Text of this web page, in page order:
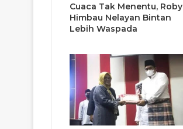
Cuaca Tak Menentu, Roby
Himbau Nelayan Bintan
Lebih Waspada